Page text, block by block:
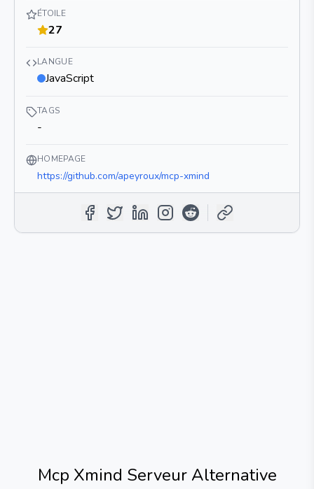
ÉTOILE
27
LANGUE
JavaScript
TAGS
-
HOMEPAGE
https://github.com/apeyroux/mcp-xmind
Mcp Xmind Serveur Alternative